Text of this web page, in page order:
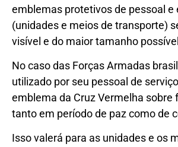
emblemas protetivos de pessoal e
(unidades e meios de transporte)
visível e do maior tamanho
No caso das Forças Armadas
utilizado por seu pessoal de
emblema da Cruz Vermelha sobre
tanto em período de paz como de
Isso valerá para as unidades e os